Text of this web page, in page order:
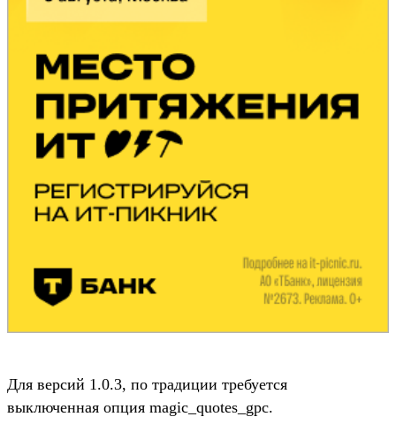
Для версий 1.0.3, по традиции требуется
выключенная опция magic_quotes_gpc.